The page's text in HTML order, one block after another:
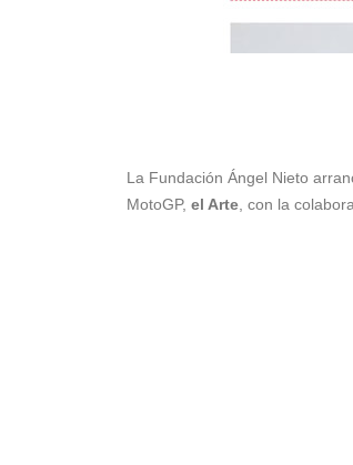
La Fundación Ángel Nieto
MotoGP, el Arte , con la